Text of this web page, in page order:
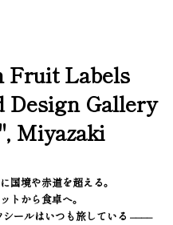
Fruit Labels
Design Gallery
Miyazaki
国境や赤道を超える。
トから食卓へ。
ールはいつも旅している ––––